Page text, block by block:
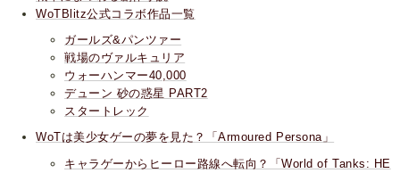
WoTBlitz公式コラボ作品一覧
ガールズ&パンツァー
戦場のヴァルキュリア
ウォーハンマー40,000
デューン 砂の惑星 PART2
スタートレック
WoTは美少女ゲーの夢を見た？「Armoured Persona」
キャラゲーからヒーロー路線へ転向？「World of Tanks: HE